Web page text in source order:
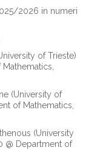
2026 in numeri
of Trieste)
(University of
of Mathematics,
(University
@ Department of